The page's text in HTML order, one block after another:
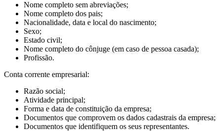
Nome completo sem abreviações;
Nome completo dos pais;
Nacionalidade, data e local do nascimento;
Sexo;
Estado civil;
Nome completo do cônjuge (em caso de pessoa casada);
Profissão.
Conta corrente empresarial:
Razão social;
Atividade principal;
Forma e data de constituição da empresa;
Documentos que comprovem os dados cadastrais da empresa;
Documentos que identifiquem os seus representantes.